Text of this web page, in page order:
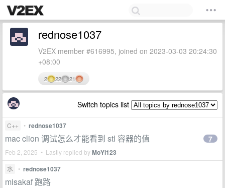
rednose1037
V2EX member #616995, joined on 2023-03-03 20:24:30
+08:00
2 22 21
Switch topics list
C++ • rednose1037
mac clion 调试怎么才能看到 stl 容器的值
Feb 2, 2025 • Lastly replied byMoYi123
7
水 • rednose1037
misakaf 跑路